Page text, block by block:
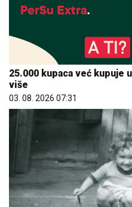
25.000 kupaca već kupuje
više
03. 08. 2026 07:31